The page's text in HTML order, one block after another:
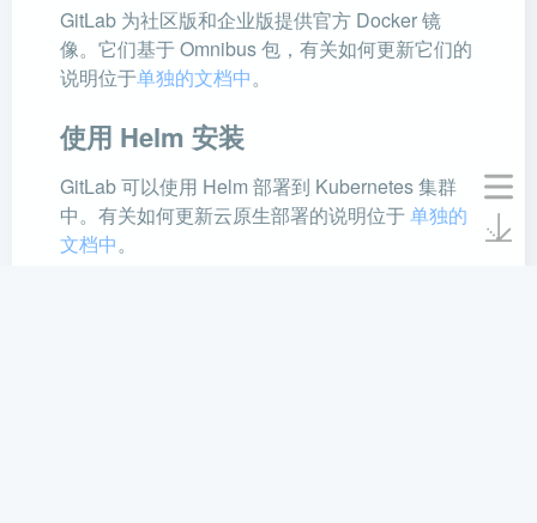
GitLab 为社区版和企业版提供官方 Docker 镜
像。它们基于 Omnibus 包，有关如何更新它们的
说明位于单独的文档中。
使用 Helm 安装
GitLab 可以使用 Helm 部署到 Kubernetes 集群
中。有关如何更新云原生部署的说明位于单独的
文档中。